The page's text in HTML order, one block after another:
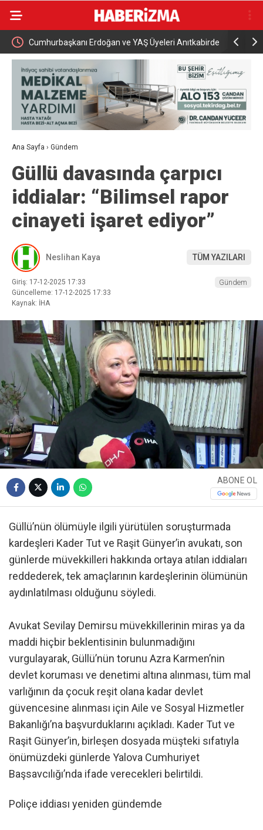
Üyeleri Anıtkabirde Karabük’ün beklediği yol projesi ihaleye çıktı
Ana Sayfa › Gündem
Güllü davasında çarpıcı
iddialar: “Bilimsel rapor
cinayeti işaret ediyor”
Neslihan Kaya TÜM YAZILARI
Giriş: 17-12-2025 17:33
Güncelleme: 17-12-2025 17:33
Kaynak: İHA
Gündem
ABONE OL
Güllü’nün ölümüyle ilgili yürütülen soruşturmada
kardeşleri Kader Tut ve Raşit Günyer’in avukatı, son
günlerde müvekkilleri hakkında ortaya atılan iddiaları
reddederek, tek amaçlarının kardeşlerinin ölümünün
aydınlatılması olduğunu söyledi.
Avukat Sevilay Demirsu müvekkillerinin miras ya da
maddi hiçbir beklentisinin bulunmadığını
vurgulayarak, Güllü’nün torunu Azra Karmen’nin
devlet koruması ve denetimi altına alınması, tüm mal
varlığının da çocuk reşit olana kadar devlet
güvencesine alınması için Aile ve Sosyal Hizmetler
Bakanlığı’na başvurduklarını açıkladı. Kader Tut ve
Raşit Günyer’in, birleşen dosyada müşteki sıfatıyla
önümüzdeki günlerde Yalova Cumhuriyet
Başsavcılığı’nda ifade verecekleri belirtildi.
Poliçe iddiası yeniden gündemde